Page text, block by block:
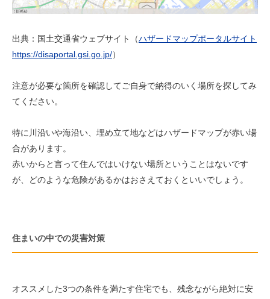
出典：国土交通省ウェブサイト（ハザードマップポータルサイト
https://disaportal.gsi.go.jp/）
注意が必要な箇所を確認してご自身で納得のいく場所を探してみ
てください。
特に川沿いや海沿い、埋め立て地などはハザードマップが赤い場
合があります。
赤いからと言って住んではいけない場所ということはないです
が、どのような危険があるかはおさえておくといいでしょう。
住まいの中での災害対策
オススメした3つの条件を満たす住宅でも、残念ながら絶対に安